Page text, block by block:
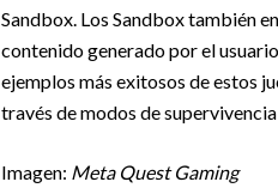
Sandbox. Los Sandbox también
contenido generado por el
ejemplos más exitosos de estos
través de modos de
Imagen: Meta Quest Gaming